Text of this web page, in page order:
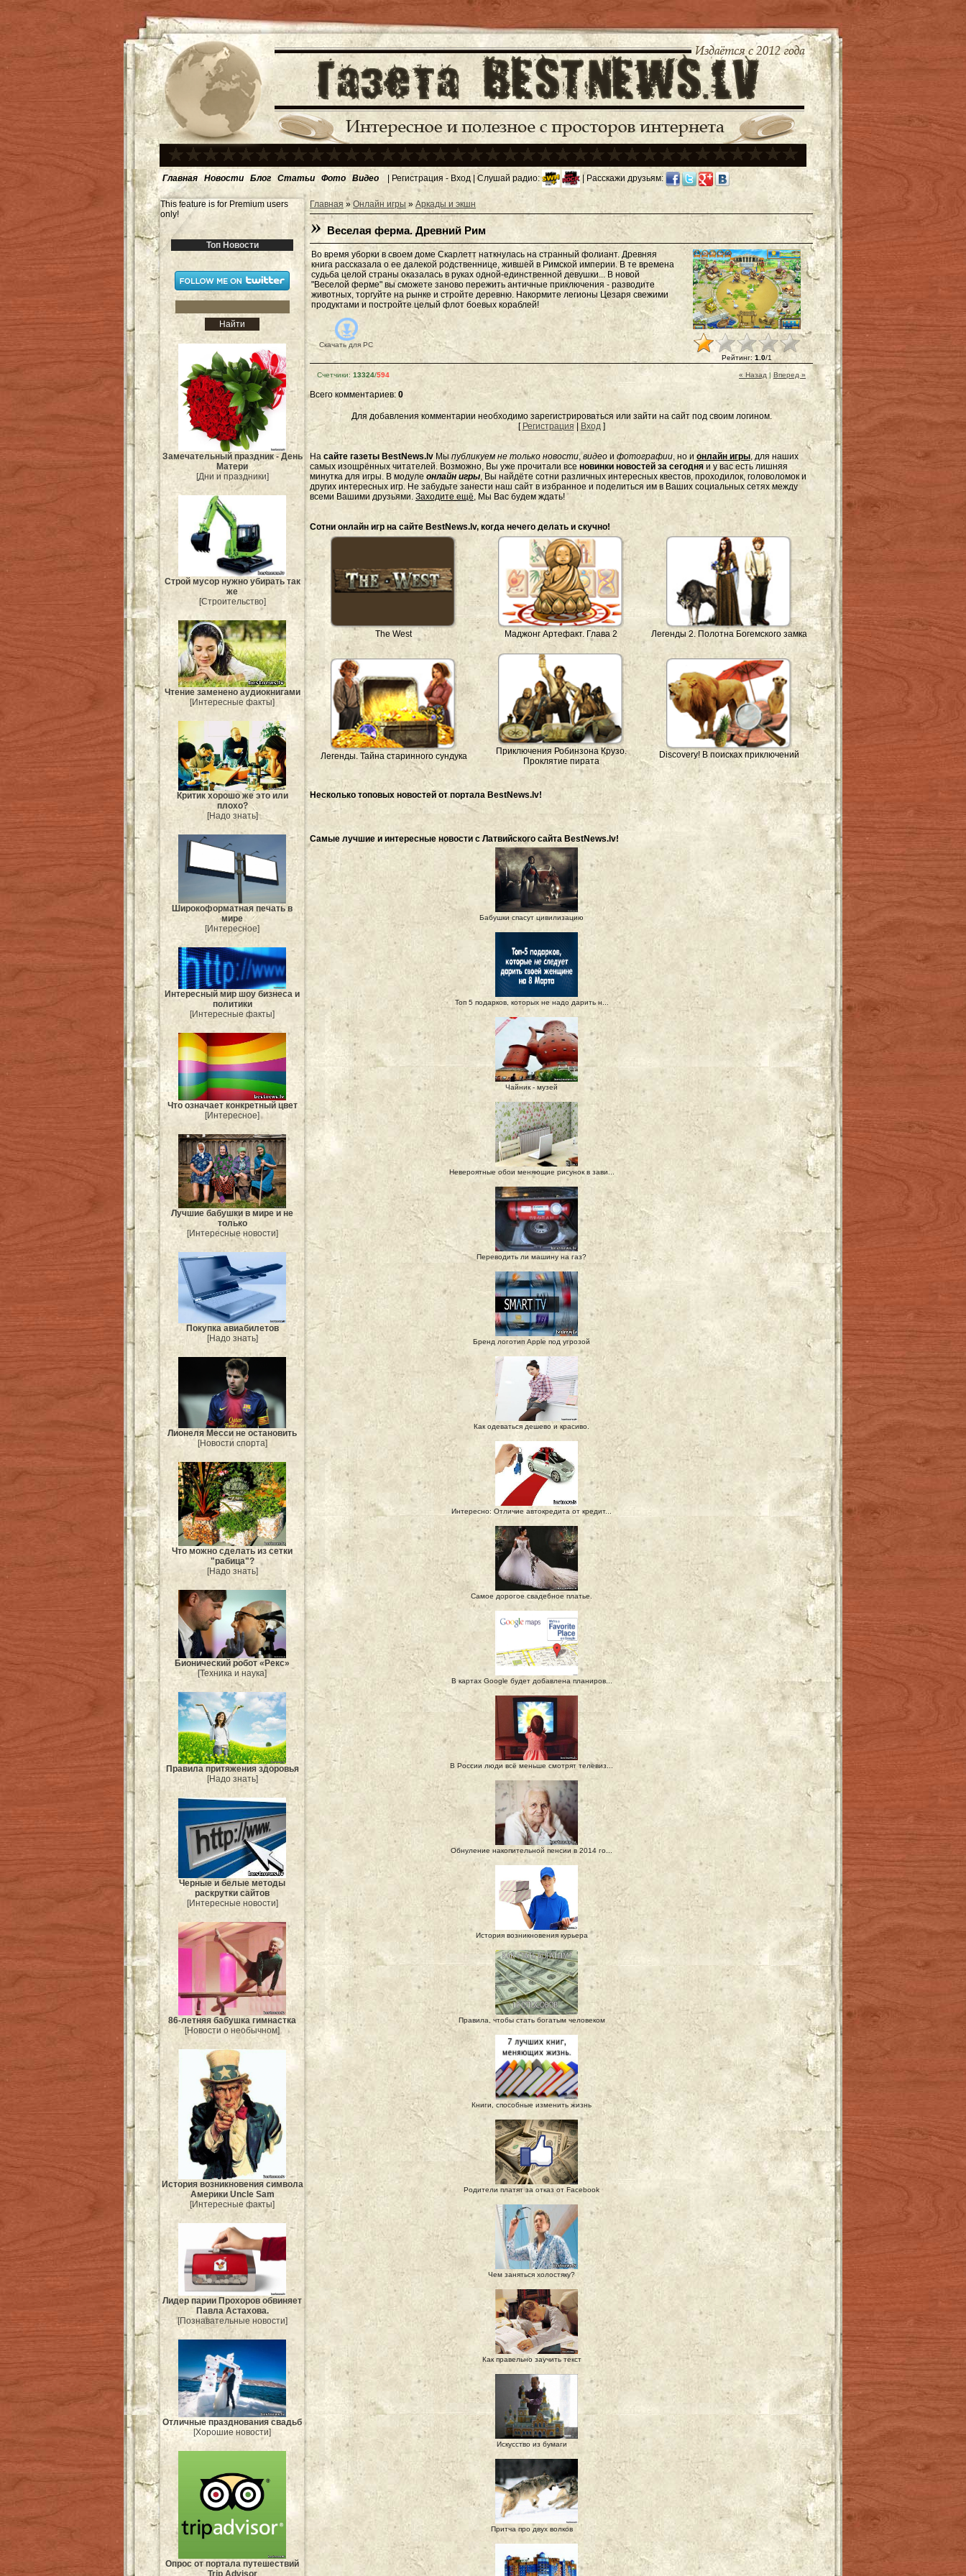
Главная Новости Блог Статьи Фото Видео | Регистрация - Вход | Слушай радио: | Расскажи друзьям:
This feature is for Premium users
only!
Топ Новости
Замечательный праздник - День
Матери
[Дни и праздники]
Строй мусор нужно убирать так
же
[Строительство]
Чтение заменено аудиокнигами
[Интересные факты]
Критик хорошо же это или
плохо?
[Надо знать]
Широкоформатная печать в
мире
[Интересное]
Интересный мир шоу бизнеса и
политики
[Интересные факты]
Что означает конкретный цвет
[Интересное]
Лучшие бабушки в мире и не
только
[Интересные новости]
Покупка авиабилетов
[Надо знать]
Лионеля Месси не остановить
[Новости спорта]
Что можно сделать из сетки
"рабица"?
[Надо знать]
Бионический робот «Рекс»
[Техника и наука]
Правила притяжения здоровья
[Надо знать]
Черные и белые методы
раскрутки сайтов
[Интересные новости]
86-летняя бабушка гимнастка
[Новости о необычном]
История возникновения символа
Америки Uncle Sam
[Интересные факты]
Лидер парии Прохоров обвиняет
Павла Астахова.
[Познавательные новости]
Отличные празднования свадьб
[Хорошие новости]
Опрос от портала путешествий
Trip Advisor
Главная » Онлайн игры » Аркады и экшн
Веселая ферма. Древний Рим
Во время уборки в своем доме Скарлетт наткнулась на странный фолиант. Древняя
книга рассказала о ее далекой родственнице, жившей в Римской империи. В те времена
судьба целой страны оказалась в руках одной-единственной девушки... В новой
"Веселой ферме" вы сможете заново пережить античные приключения - разводите
животных, торгуйте на рынке и стройте деревню. Накормите легионы Цезаря свежими
продуктами и постройте целый флот боевых кораблей!
Скачать для PC
Рейтинг: 1.0/1
« Назад | Вперед »
Счетчики: 13324/594
Всего комментариев: 0
Для добавления комментарии необходимо зарегистрироваться или зайти на сайт под своим логином.
[ Регистрация Вход]
На сайте газеты BestNews.lvМыпубликуем не только новости,видео и фотографии, но и онлайн игры, для наших
самых изощрённых читателей. Возможно, Вы уже прочитали всеновинки новостей за сегодня и у вас есть лишняя
минутка для игры. В модуле онлайн игры, Вы найдёте сотни различных интересных квестов, проходилок, головоломок и
других интересных игр. Не забудьте занести наш сайт в избранное и поделиться им в Ваших социальных сетях между
всеми Вашими друзьями. Заходите ещё, Мы Вас будем ждать!
Сотни онлайн игр на сайте BestNews.lv, когда нечего делать и скучно!
The West Маджонг Артефакт. Глава 2 Легенды 2. Полотна Богемского замка
Легенды. Тайна старинного сундука
Приключения Робинзона Крузо.
Проклятие пирата
Discovery! В поисках приключений
Несколько топовых новостей от портала BestNews.lv!
Самые лучшие и интересные новости с Латвийского сайта BestNews.lv!
Бабушки спасут цивилизацию
Топ 5 подарков, которых не надо дарить н...
Чайник - музей
Невероятные обои меняющие рисунок в зави...
Переводить ли машину на газ?
Бренд логотип Apple под угрозой
Как одеваться дешево и красиво.
Интересно: Отличие автокредита от кредит...
Самое дорогое свадебное платье.
В картах Google будет добавлена планиров...
В России люди всё меньше смотрят телевиз...
Обнуление накопительной пенсии в 2014 го...
История возникновения курьера
Правила, чтобы стать богатым человеком
Книги, способные изменить жизнь
Родители платят за отказ от Facebook
Чем заняться холостяку?
Как правельно заучить текст
Искусство из бумаги
Притча про двух волков